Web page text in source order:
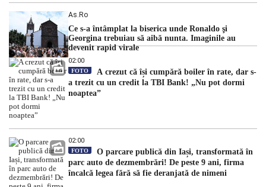
As.ro
Ce s-a întâmplat la biserica unde Ronaldo şi
Georgina trebuiau să aibă nunta. Imaginile au
devenit rapid virale
02:00
FOTO
A crezut că își cumpără boiler în rate, dar s-
a trezit cu un credit la TBI Bank! „Nu pot dormi
noaptea”
02:00
FOTO
O parcare publică din Iași, transformată în
parc auto de dezmembrări! De peste 9 ani, firma
încalcă legea fără să fie deranjată de nimeni